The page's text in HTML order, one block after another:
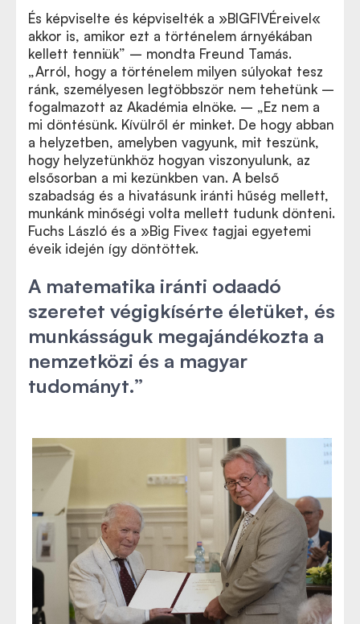
És képviselte és képviselték a »BIGFIVÉreivel«
akkor is, amikor ezt a történelem árnyékában
kellett tenniük” – mondta Freund Tamás.
„Arról, hogy a történelem milyen súlyokat tesz
ránk, személyesen legtöbbször nem tehetünk –
fogalmazott az Akadémia elnöke. – „Ez nem a
mi döntésünk. Kívülről ér minket. De hogy abban
a helyzetben, amelyben vagyunk, mit teszünk,
hogy helyzetünkhöz hogyan viszonyulunk, az
elsősorban a mi kezünkben van. A belső
szabadság és a hivatásunk iránti hűség mellett,
munkánk minőségi volta mellett tudunk dönteni.
Fuchs László és a »Big Five« tagjai egyetemi
éveik idején így döntöttek.
A matematika iránti odaadó
szeretet végigkísérte életüket, és
munkásságuk megajándékozta a
nemzetközi és a magyar
tudományt.”